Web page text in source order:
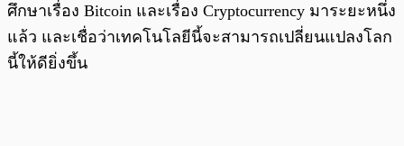
ศึกษาเรื่อง Bitcoin และเรื่อง Cryptocurrency มาระยะหนึ่ง
แล้ว และเชื่อว่าเทคโนโลยีนี้จะสามารถเปลี่ยนแปลงโลก
นี้ให้ดียิ่งขึ้น